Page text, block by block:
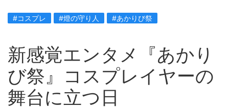
#コスプレ #燈の守り人 #あかりび祭
新感覚エンタメ『あかり
び祭』コスプレイヤーの
舞台に立つ日